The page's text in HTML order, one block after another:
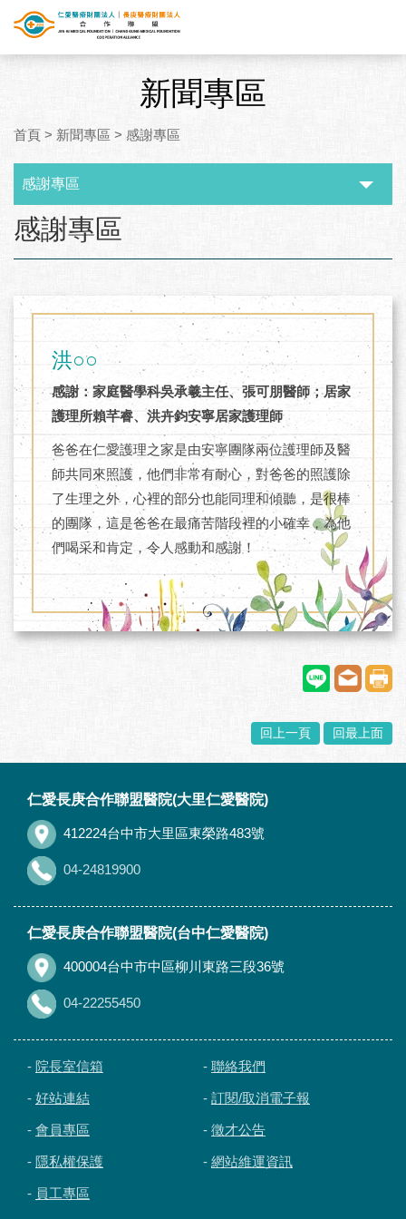
新聞專區
首頁 > 新聞專區 > 感謝專區
感謝專區
感謝專區
洪○○
感謝：家庭醫學科吳承羲主任、張可朋醫師；居家
護理所賴芊睿、洪卉鈞安寧居家護理師
爸爸在仁愛護理之家是由安寧團隊兩位護理師及醫
師共同來照護，他們非常有耐心，對爸爸的照護除
了生理之外，心裡的部分也能同理和傾聽，是很棒
的團隊，這是爸爸在最痛苦階段裡的小確幸，為他
們喝采和肯定，令人感動和感謝！
回上一頁 回最上面
仁愛長庚合作聯盟醫院(大里仁愛醫院)
412224台中市大里區東榮路483號
04-24819900
仁愛長庚合作聯盟醫院(台中仁愛醫院)
400004台中市中區柳川東路三段36號
04-22255450
- 院長室信箱 - 聯絡我們
- 好站連結 - 訂閱/取消電子報
- 會員專區 - 徵才公告
- 隱私權保護 - 網站維運資訊
- 員工專區